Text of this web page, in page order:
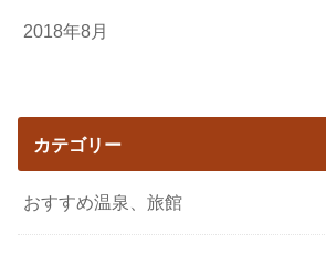
2018年8月
カテゴリー
おすすめ温泉、旅館